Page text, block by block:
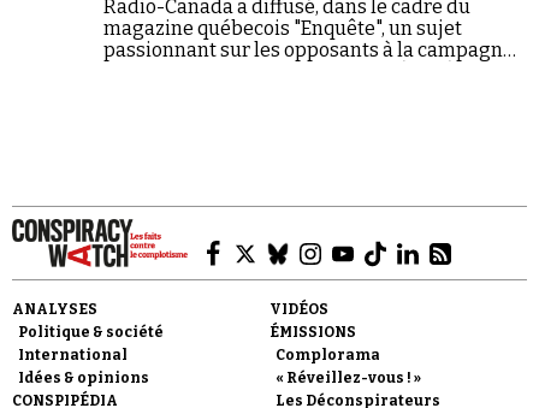
Faire un don
Radio-Canada a diffusé, dans le cadre du
magazine québecois "Enquête", un sujet
passionnant sur les opposants à la campagne
ANALYSES
Politique & société
International
Idées & opinions
CONSPIPÉDIA
VIDÉOS
ÉMISSIONS
Complorama
« Réveillez-vous ! »
Les Déconspirateurs